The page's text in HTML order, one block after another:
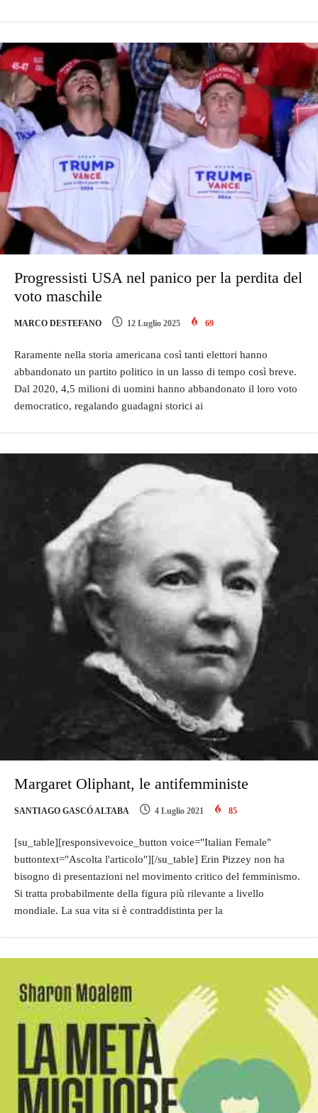
Progressisti USA nel panico per la perdita del
voto maschile
MARCO DESTEFANO 12 Luglio 2025 69
Raramente nella storia americana così tanti elettori hanno
abbandonato un partito politico in un lasso di tempo così breve.
Dal 2020, 4,5 milioni di uomini hanno abbandonato il loro voto
democratico, regalando guadagni storici ai
Margaret Oliphant, le antifemministe
SANTIAGO GASCÓ ALTABA 4 Luglio 2021 85
[su_table][responsivevoice_button voice="Italian Female"
buttontext="Ascolta l'articolo"][/su_table] Erin Pizzey non ha
bisogno di presentazioni nel movimento critico del femminismo.
Si tratta probabilmente della figura più rilevante a livello
mondiale. La sua vita si è contraddistinta per la